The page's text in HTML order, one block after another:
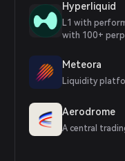
Hyperliquid
L1 with
with 100+
Meteora
Liquidity
Aerodrome
A central